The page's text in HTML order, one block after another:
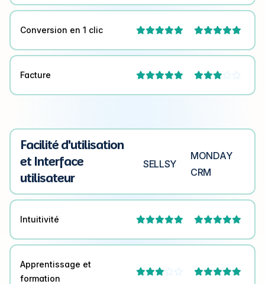
Conversion en 1 clic  
Facture  
Facilité d'utilisation
et Interface
utilisateur
SELLSY
MONDAY
CRM
Intuitivité  
Apprentissage et
formation
 